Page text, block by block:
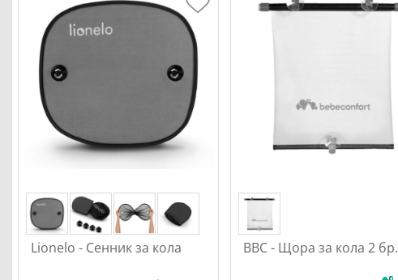
Lionelo - Сенник за кола BBC - Щора за кола 2 бр.